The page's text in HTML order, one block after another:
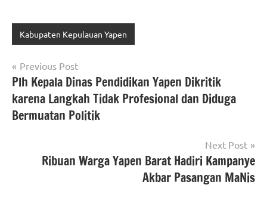
Kabupaten Kepulauan Yapen
Navigasi
pos
Previous Post
Plh Kepala Dinas Pendidikan Yapen Dikritik
karena Langkah Tidak Profesional dan Diduga
Bermuatan Politik
Next Post
Ribuan Warga Yapen Barat Hadiri Kampanye
Akbar Pasangan MaNis